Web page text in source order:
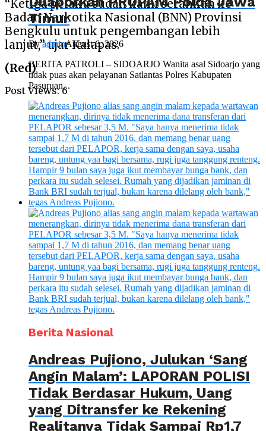
“Ketiga pelaku sudah kami serahkan ke
Badan Narkotika Nasional (BNN) Provinsi
Bengkulu untuk pengembangan lebih
lanjut,” ujar Kalapas.
(Red)
Post Views: 6
Timur
ByadminAugust 6, 2026
BERITA PATROLI – SIDOARJO Wanita asal Sidoarjo yang
tidak puas akan pelayanan Satlantas Polres Kabupaten
Pasuruan...
Berita Nasional
Andreas Pujiono, Julukan ‘Sang
Angin Malam’: LAPORAN POLISI
Tidak Berdasar Hukum, Uang
yang Ditransfer ke Rekening
Realitanya Tidak Sampai Rp1,7